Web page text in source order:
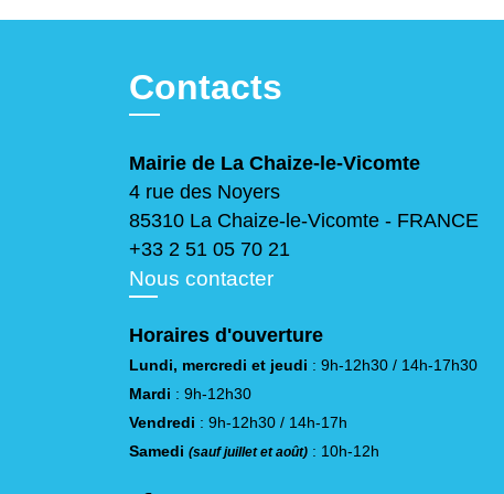
Contacts
Mairie de La Chaize-le-Vicomte
4 rue des Noyers
85310 La Chaize-le-Vicomte - FRANCE
+33 2 51 05 70 21
Nous contacter
Horaires d'ouverture
Lundi, mercredi et jeudi : 9h-12h30 / 14h-17h30
Mardi : 9h-12h30
Vendredi : 9h-12h30 / 14h-17h
Samedi (sauf juillet et août) : 10h-12h